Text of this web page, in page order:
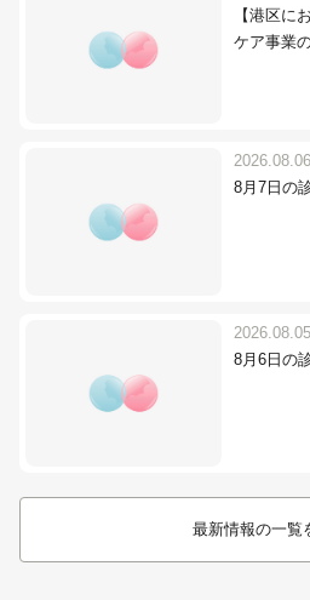
【港区に
ケア事業
2026.08.06
8月7日の
2026.08.05
8月6日の
最新情報の一覧